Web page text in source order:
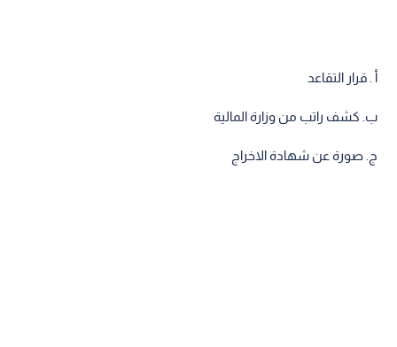
أ . قرار التقاعد
ب. كشف راتب من وزارة المالية
ج. صورة عن شهادة الاخراج